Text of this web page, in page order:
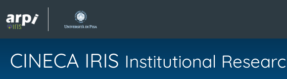
CINECA IRIS Institutional